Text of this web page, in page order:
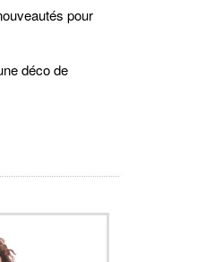
pour
déco de